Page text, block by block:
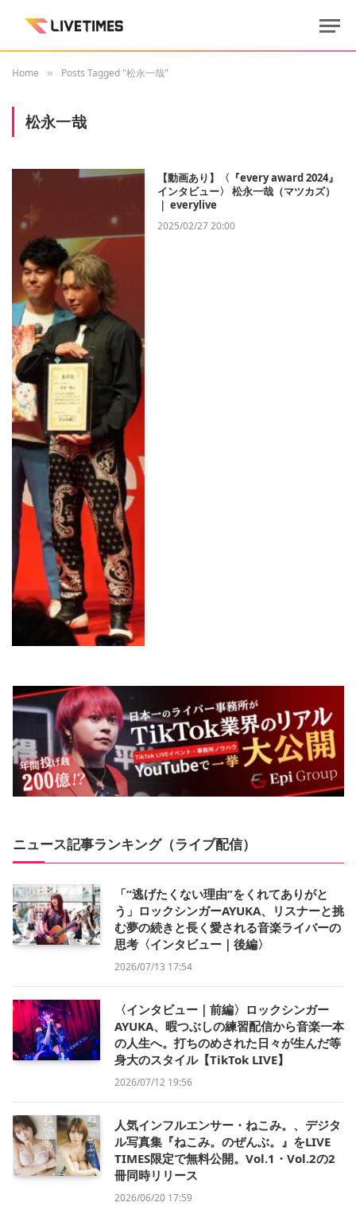
Home » Posts Tagged "松永一哉"
松永一哉
【動画あり】〈『every award 2024』
インタビュー〉 松永一哉（マツカズ）
｜ everylive
2025/02/27 20:00
ニュース記事ランキング（ライブ配信）
「“逃げたくない理由”をくれてありがと
う」ロックシンガーAYUKA、リスナーと挑
む夢の続きと長く愛される音楽ライバーの
思考〈インタビュー｜後編〉
2026/07/13 17:54
〈インタビュー｜前編〉ロックシンガー
AYUKA、暇つぶしの練習配信から音楽一本
の人生へ。打ちのめされた日々が生んだ等
身大のスタイル【TikTok LIVE】
2026/07/12 19:56
人気インフルエンサー・ねこみ。、デジタ
ル写真集『ねこみ。のぜんぶ。』をLIVE
TIMES限定で無料公開。Vol.1・Vol.2の2
冊同時リリース
2026/06/20 17:59